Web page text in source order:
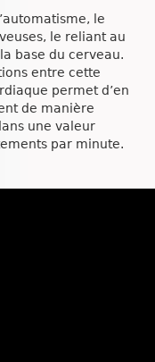
le
le reliant au
base du cerveau.
entre cette
permet d’en
de manière
une valeur
par minute.